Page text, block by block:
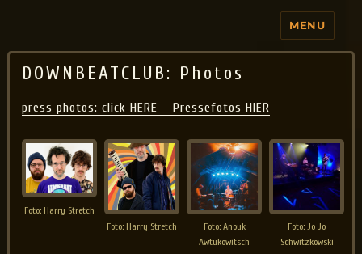
MENU
DOWNBEATCLUB: Photos
press photos: click HERE – Pressefotos HIER
Foto: Harry Stretch
Foto: Harry Stretch
Foto: Anouk
Awtukowitsch
Foto: Jo Jo
Schwitzkowski